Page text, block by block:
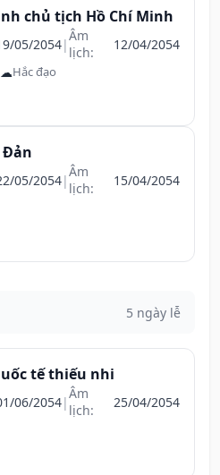
chủ tịch Hồ Chí Minh
05/2054|Âm
lịch:
12/04/2054
☁Hắc đạo
Đản
05/2054|Âm
lịch:
15/04/2054
5 ngày lễ
tế thiếu nhi
06/2054|Âm
lịch:
25/04/2054